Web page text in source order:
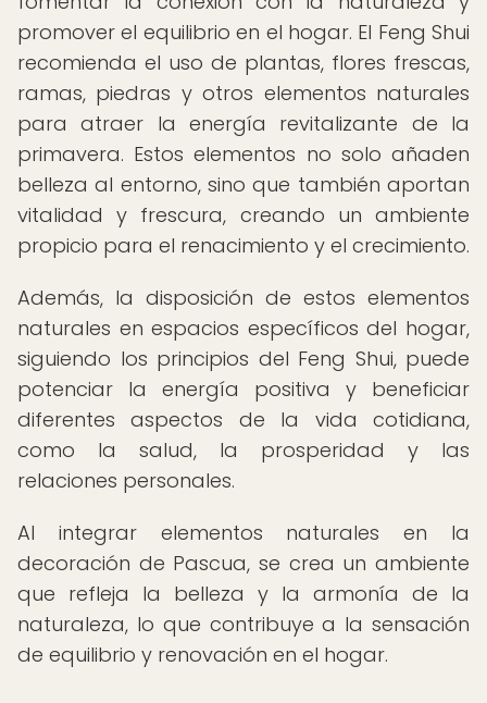
promover el equilibrio en el hogar. El Feng Shui
recomienda el uso de plantas, flores frescas,
ramas, piedras y otros elementos naturales
para atraer la energía revitalizante de la
primavera. Estos elementos no solo añaden
belleza al entorno, sino que también aportan
vitalidad y frescura, creando un ambiente
propicio para el renacimiento y el crecimiento.
Además, la disposición de estos elementos
naturales en espacios específicos del hogar,
siguiendo los principios del Feng Shui, puede
potenciar la energía positiva y beneficiar
diferentes aspectos de la vida cotidiana,
como la salud, la prosperidad y las
relaciones personales.
Al integrar elementos naturales en la
decoración de Pascua, se crea un ambiente
que refleja la belleza y la armonía de la
naturaleza, lo que contribuye a la sensación
de equilibrio y renovación en el hogar.